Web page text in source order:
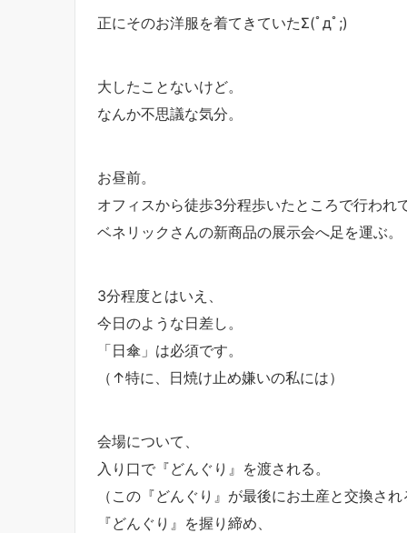
正にそのお洋服を着てきていたΣ(ﾟдﾟ;)
大したことないけど。
なんか不思議な気分。
お昼前。
オフィスから徒歩3分程歩いたところで行われ
ベネリックさんの新商品の展示会へ足を運ぶ。
3分程度とはいえ、
今日のような日差し。
「日傘」は必須です。
（↑特に、日焼け止め嫌いの私には）
会場について、
入り口で『どんぐり』を渡される。
（この『どんぐり』が最後にお土産と交換され
『どんぐり』を握り締め、